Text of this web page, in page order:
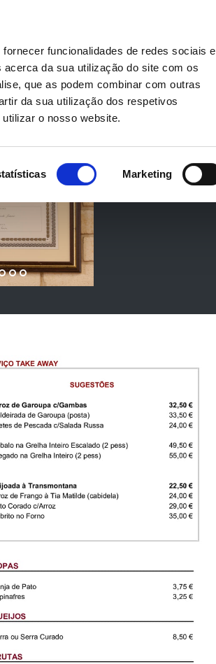
funcionalidades de redes sociais e
da sua utilização do site com os
que as podem combinar com outras
da sua utilização dos respetivos
o nosso website.
Marketing